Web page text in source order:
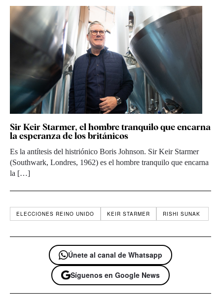
Sir Keir Starmer, el hombre tranquilo que encarna
la esperanza de los británicos
Es la antítesis del histriónico Boris Johnson. Sir Keir Starmer
(Southwark, Londres, 1962) es el hombre tranquilo que encarna
la […]
ELECCIONES REINO UNIDO KEIR STARMER RISHI SUNAK ​
Únete al canal de Whatsapp
Síguenos en Google News